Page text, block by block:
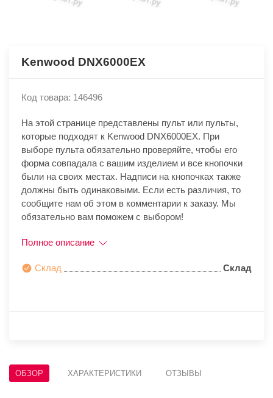
Kenwood DNX6000EX
Код товара: 146496
На этой странице представлены пульт или пульты,
которые подходят к Kenwood DNX6000EX. При
выборе пульта обязательно проверяйте, чтобы его
форма совпадала с вашим изделием и все кнопочки
были на своих местах. Надписи на кнопочках также
должны быть одинаковыми. Если есть различия, то
сообщите нам об этом в комментарии к заказу. Мы
обязательно вам поможем с выбором!
Полное описание
Склад Склад
ОБЗОР ХАРАКТЕРИСТИКИ ОТЗЫВЫ